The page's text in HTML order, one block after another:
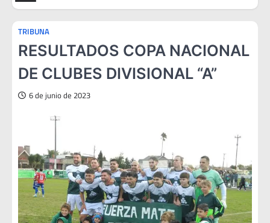
TRIBUNA
RESULTADOS COPA NACIONAL
DE CLUBES DIVISIONAL “A”
6 de junio de 2023